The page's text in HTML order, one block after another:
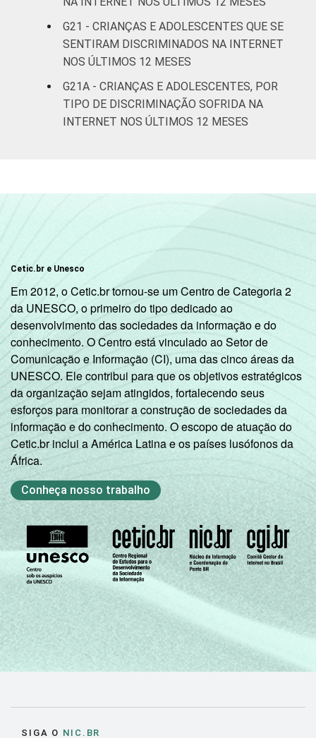
G21 - CRIANÇAS E ADOLESCENTES QUE SE
SENTIRAM DISCRIMINADOS NA INTERNET
NOS ÚLTIMOS 12 MESES
G21A - CRIANÇAS E ADOLESCENTES, POR
TIPO DE DISCRIMINAÇÃO SOFRIDA NA
INTERNET NOS ÚLTIMOS 12 MESES
Cetic.br e Unesco
Em 2012, o Cetic.br tornou-se um Centro de Categoria 2
da UNESCO, o primeiro do tipo dedicado ao
desenvolvimento das sociedades da informação e do
conhecimento. O Centro está vinculado ao Setor de
Comunicação e Informação (CI), uma das cinco áreas da
UNESCO. Ele contribui para que os objetivos estratégicos
da organização sejam atingidos, fortalecendo seus
esforços para monitorar a construção de sociedades da
informação e do conhecimento. O escopo de atuação do
Cetic.br inclui a América Latina e os países lusófonos da
África.
Conheça nosso trabalho
SIGA O NIC.BR